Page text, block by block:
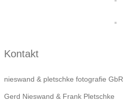
Kontakt
nieswand & pletschke fotografie GbR
Gerd Nieswand & Frank Pletschke